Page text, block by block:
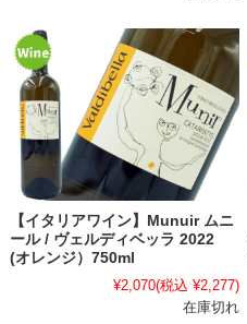
【イタリアワイン】Munuir ムニ
ール / ヴェルディベッラ 2022
(オレンジ）750ml
¥2,070(税込 ¥2,277)
在庫切れ